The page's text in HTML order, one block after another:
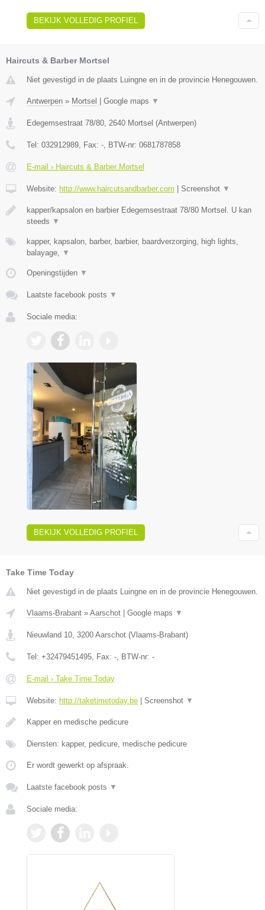
BEKIJK VOLLEDIG PROFIEL
Haircuts & Barber Mortsel
Niet gevestigd in de plaats Luingne en in de provincie Henegouwen.
Antwerpen » Mortsel Google maps ▼
Edegemsestraat 78/80, 2640 Mortsel (Antwerpen)
Tel: 032912989, Fax: -, BTW-nr: 0681787858
E-mail › Haircuts & Barber Mortsel
Website: http://www.haircutsandbarber.com Screenshot ▼
kapper/kapsalon en barbier Edegemsestraat 78/80 Mortsel. U kan
steeds ▼
kapper, kapsalon, barber, barbier, baardverzorging, high lights,
balayage, ▼
Openingstijden ▼
Laatste facebook posts ▼
Sociale media:
BEKIJK VOLLEDIG PROFIEL
Take Time Today
Niet gevestigd in de plaats Luingne en in de provincie Henegouwen.
Vlaams-Brabant » Aarschot | Google maps ▼
Nieuwland 10 3200 Aarschot (Vlaams-Brabant)
Tel: +32479451495 , Fax: - , BTW-nr: -
E-mail › Take Time Today
Website: http://taketimetoday.be | Screenshot ▼
Kapper en medische pedicure
Diensten: kapper, pedicure, medische pedicure
Er wordt gewerkt op afspraak.
Laatste facebook posts ▼
Sociale media: